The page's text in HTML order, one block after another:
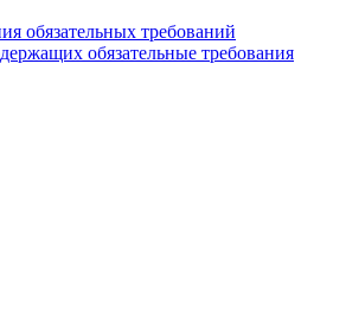
обязательных требований
обязательные требования